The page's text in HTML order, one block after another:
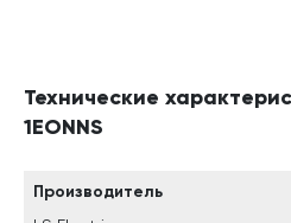
Технические
1EONNS
Производитель